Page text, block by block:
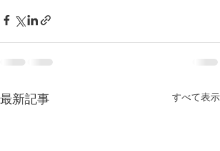
最新記事 すべて表示